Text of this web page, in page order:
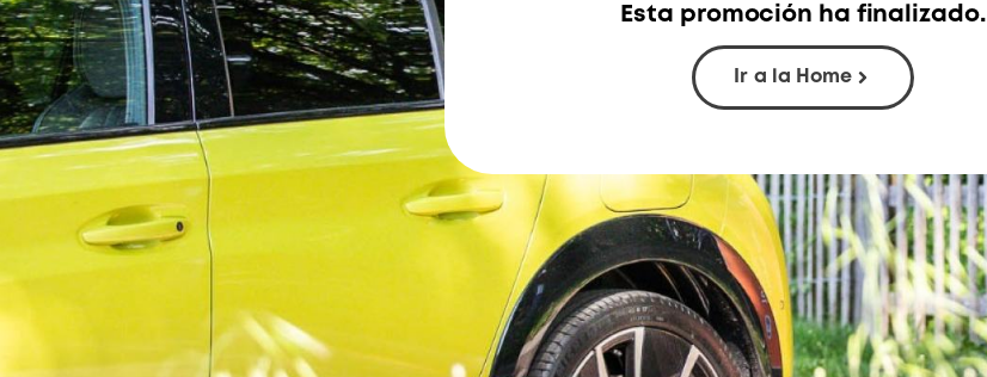
Esta promoción ha finalizado.
Ir a la Home